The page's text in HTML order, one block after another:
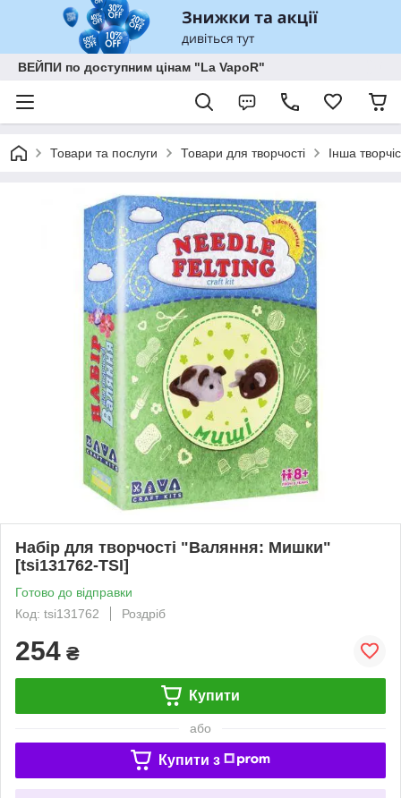
ВЕЙПИ по доступним цінам "La VapoR"
Товари та послуги Товари для творчості Інша
Набір для творчості "Валяння: Мишки"
[tsi131762-TSI]
Готово до відправки
Код: tsi131762
Роздріб
254 ₴
Купити
або
Купити з